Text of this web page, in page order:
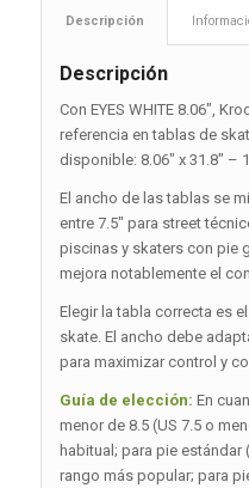
Descripción
Descripción
Con EYES WHITE 8.06″,
referencia en tablas de
disponible: 8.06″ x 31.8″ –
El ancho de las tablas se
entre 7.5″ para street
piscinas y skaters con pie
mejora notablemente el
Elegir la tabla correcta es
skate. El ancho debe
para maximizar control y
Guía de elección: En
menor de 8.5 (US 7.5 o
habitual; para pie estándar
rango más popular; para